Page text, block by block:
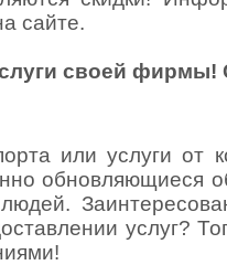
сайте.
своей фирмы!
или услуги от
обновляющиеся
услуг?